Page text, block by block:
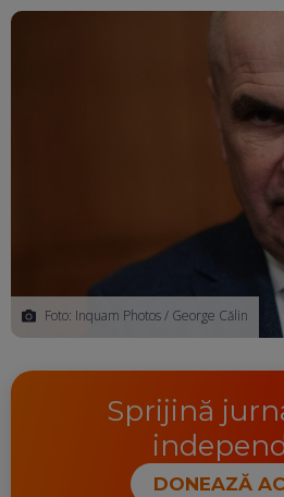
Foto: Inquam Photos / George Călin
Sprijină
DONEAZĂ